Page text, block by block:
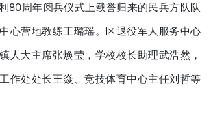
80周年阅兵仪式上载誉归来的民兵方队队
心营地教练王璐瑶。区退役军人服务中心
人大主席张焕莹，学校校长助理武浩然，
作处处长王焱、竞技体育中心主任刘哲等